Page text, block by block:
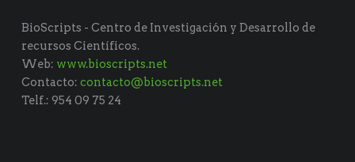
BioScripts - Centro de Investigación y Desarrollo de
recursos Científicos.
Web: www.bioscripts.net
Contacto:contacto@bioscripts.net
Telf.: 954 09 75 24